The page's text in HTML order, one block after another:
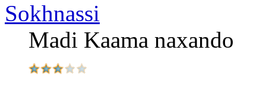
Sokhnassi
Madi Kaama naxando